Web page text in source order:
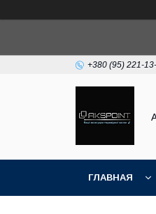
+380 (95) 221-
ГЛАВНАЯ